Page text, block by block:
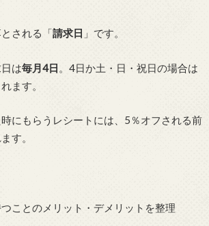
される「請求日 」です。
は毎月4日 。4日か土・日・祝日の場合は
ます。
にもらうレシートには、5％オフされる前
す。
ことのメリット・デメリットを整理